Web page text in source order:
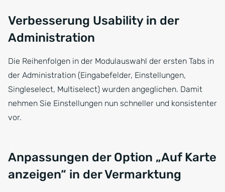
Verbesserung Usability in der
Administration
Die Reihenfolgen in der Modulauswahl der ersten Tabs in
der Administration (Eingabefelder, Einstellungen,
Singleselect, Multiselect) wurden angeglichen. Damit
nehmen Sie Einstellungen nun schneller und konsistenter
vor.
Anpassungen der Option „Auf Karte
anzeigen“ in der Vermarktung